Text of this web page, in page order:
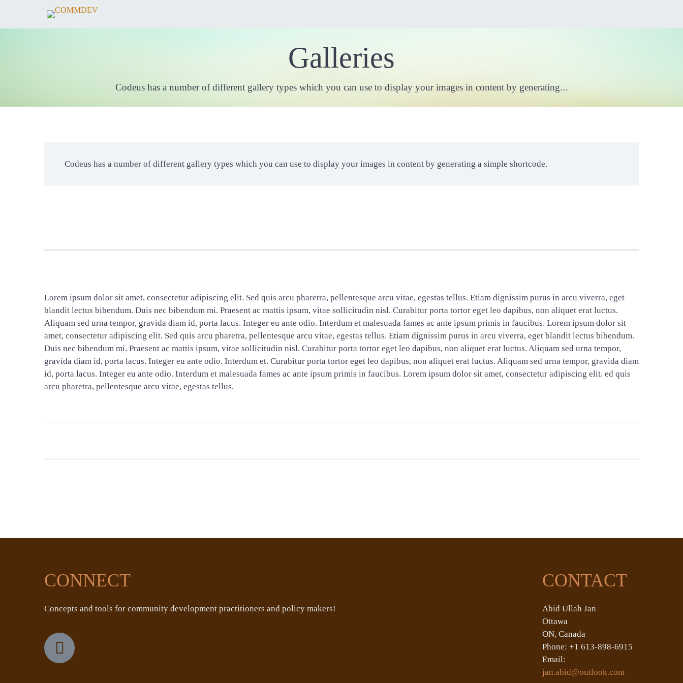
Galleries
Codeus has a number of different gallery types which you can use to display your images in content by generating...
Codeus has a number of different gallery types which you can use to display your images in content by generating a simple shortcode.
Lorem ipsum dolor sit amet, consectetur adipiscing elit. Sed quis arcu pharetra, pellentesque arcu vitae, egestas tellus. Etiam dignissim purus in arcu viverra, eget
blandit lectus bibendum. Duis nec bibendum mi. Praesent ac mattis ipsum, vitae sollicitudin nisl. Curabitur porta tortor eget leo dapibus, non aliquet erat luctus.
Aliquam sed urna tempor, gravida diam id, porta lacus. Integer eu ante odio. Interdum et malesuada fames ac ante ipsum primis in faucibus. Lorem ipsum dolor sit
amet, consectetur adipiscing elit. Sed quis arcu pharetra, pellentesque arcu vitae, egestas tellus. Etiam dignissim purus in arcu viverra, eget blandit lectus bibendum.
Duis nec bibendum mi. Praesent ac mattis ipsum, vitae sollicitudin nisl. Curabitur porta tortor eget leo dapibus, non aliquet erat luctus. Aliquam sed urna tempor,
gravida diam id, porta lacus. Integer eu ante odio. Interdum et. Curabitur porta tortor eget leo dapibus, non aliquet erat luctus. Aliquam sed urna tempor, gravida diam
id, porta lacus. Integer eu ante odio. Interdum et malesuada fames ac ante ipsum primis in faucibus. Lorem ipsum dolor sit amet, consectetur adipiscing elit. ed quis
arcu pharetra, pellentesque arcu vitae, egestas tellus.
CONNECT
Concepts and tools for community development practitioners and policy makers!
CONTACT
Abid Ullah Jan
Ottawa
ON, Canada
Phone: +1 613-898-6915
Email:
jan.abid@outlook.com